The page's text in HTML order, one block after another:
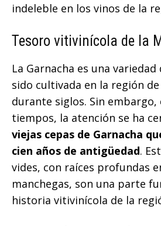
indeleble en los vinos de la
Tesoro vitivinícola de la
La Garnacha es una variedad
sido cultivada en la región
durante siglos. Sin
tiempos, la atención se ha
viejas cepas de Garnacha
cien años de antigüedad.
vides, con raíces profundas
manchegas, son una parte
historia vitivinícola de la